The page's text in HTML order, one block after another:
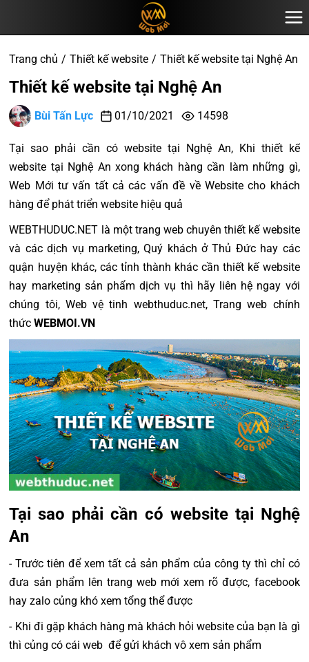
Trang chủ Thiết kế website Thiết kế website tại Nghệ An
Thiết kế website tại Nghệ An
Bùi Tấn Lực 01/10/2021 14598
Tại sao phải cần có website tại Nghệ An, Khi thiết kế
website tại Nghệ An xong khách hàng cần làm những gì,
Web Mới tư vấn tất cả các vấn đề về Website cho khách
hàng để phát triển website hiệu quả
WEBTHUDUC.NET là một trang web chuyên thiết kế website
và các dịch vụ marketing, Quý khách ở Thủ Đức hay các
quận huyện khác, các tỉnh thành khác cần thiết kế website
hay marketing sản phẩm dịch vụ thì hãy liên hệ ngay với
chúng tôi, Web vệ tinh webthuduc.net, Trang web chính
thứcWEBMOI.VN
Tại sao phải cần có website tại Nghệ
An
- Trước tiên để xem tất cả sản phẩm của công ty thì chỉ có
đưa sản phẩm lên trang web mới xem rõ được, facebook
hay zalo củng khó xem tổng thể được
- Khi đi gặp khách hàng mà khách hỏi website của bạn là gì
thì củng có cái web để gửi khách vô xem sản phẩm